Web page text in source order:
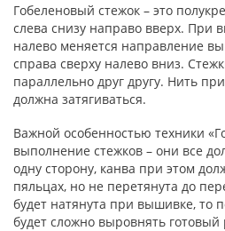
Гобеленовый стежок – это
слева снизу направо вверх. При
налево меняется направление
справа сверху налево вниз.
параллельно друг другу. Нить
должна затягиваться.
Важной особенностью техники
выполнение стежков – они все
одну сторону, канва при этом
пяльцах, но не перетянута до
будет натянута при вышивке, то
будет сложно выровнять готовый